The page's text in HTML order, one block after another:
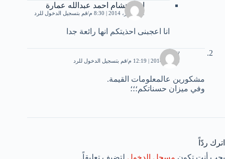
امير هشام احمد عبدالله عمارة
22 فبراير، 2014 | 8:30 م قم بتسجيل الدخول للرد
انا اعجبنى احذيتكم انها رائعة جدا
doly
5 يناير، 2014 | 12:19 م قم بتسجيل الدخول للرد
مشكورين عالمعلومات القيمة.
وفي ميزان حسناتكم؛؛؛
اترك ردّاً
يجب أنت تكون مسجل الدخول لتضيف تعليقاً.